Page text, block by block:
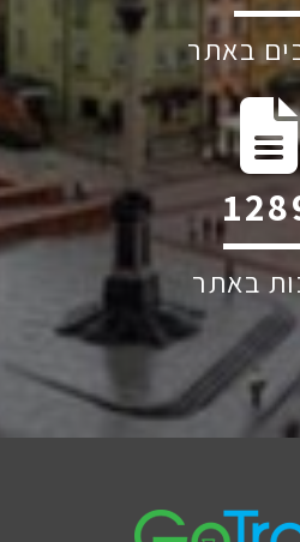
באתר
באתר